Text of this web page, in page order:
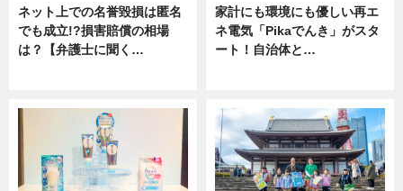
ネット上での名誉毀損は匿名
でも成立!?損害賠償の相場
は？【弁護士に聞く…
家計にも環境にも優しい再エ
ネ電気「Pikaでんき」がスタ
ート！自治体と…